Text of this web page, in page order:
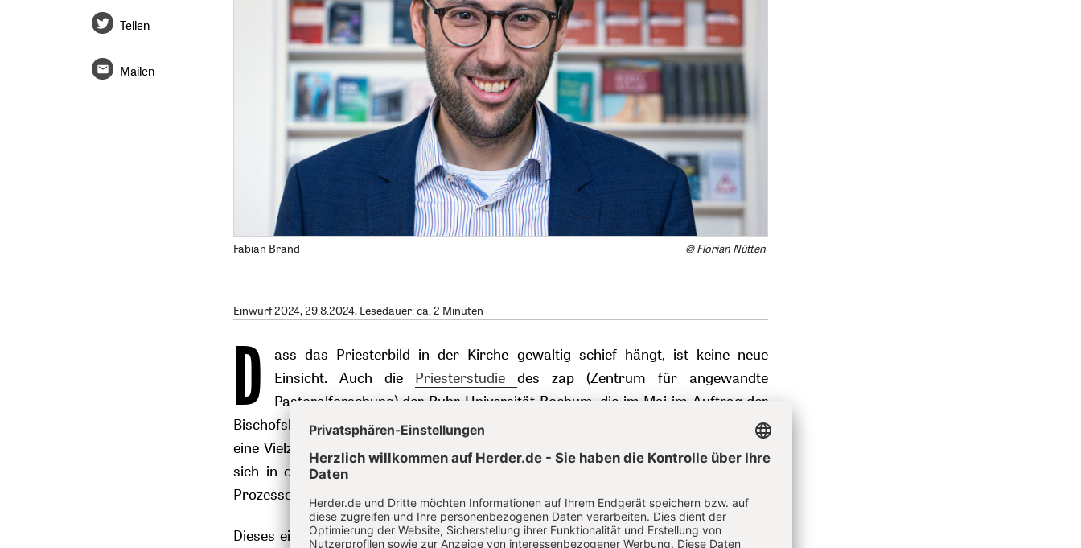
Fabian Brand © Florian Nütten
Einwurf 2024, 29.8.2024, Lesedauer: ca. 2 Minuten
D
ass das Priesterbild in der Kirche gewaltig schief hängt, ist keine neue
Einsicht. Auch die Priesterstudiedes zap (Zentrum für angewandte
Pastoralforschung) der Ruhr-Universität Bochum, die im Mai im Auftrag der
Bischofskonferenz publiziert wurde, hat diese Schieflage bestätigt. Demnach baut
eine Vielzahl an Priesterkandidaten vor allem auf spirituelle Ressourcen; sie ziehen
sich in die Liturgie zurück. Eine Rolle als Gestalter innerhalb sich verändernder
Prozesse in der Kirche wollen sie dagegen vorrangig nicht einnehmen.
Dieses eigentümliche Priesterbild wird auch dann offenbar, wenn ein Priester nun
Teilen
Mailen